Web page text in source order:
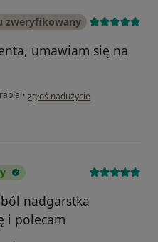
zweryfikowany
umawiam się na
• w opinii użytkownika Łukasz
zgłoś nadużycie
nadgarstka
i polecam